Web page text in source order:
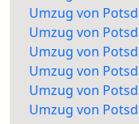
Umzug von
Umzug von
Umzug von
Umzug von
Umzug von
Umzug von